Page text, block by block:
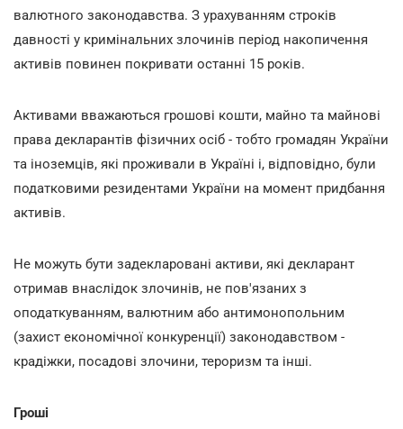
валютного законодавства. З урахуванням строків
давності у кримінальних злочинів період накопичення
активів повинен покривати останні 15 років.
Активами вважаються грошові кошти, майно та майнові
права декларантів фізичних осіб - тобто громадян України
та іноземців, які проживали в Україні і, відповідно, були
податковими резидентами України на момент придбання
активів.
Не можуть бути задекларовані активи, які декларант
отримав внаслідок злочинів, не пов'язаних з
оподаткуванням, валютним або антимонопольним
(захист економічної конкуренції) законодавством -
крадіжки, посадові злочини, тероризм та інші.
Гроші